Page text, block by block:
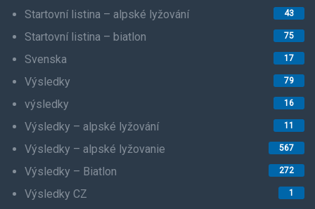
Startovní listina – alpské lyžování 43
Startovní listina – biatlon 75
Svenska 17
Výsledky 79
výsledky 16
Výsledky – alpské lyžování 11
Výsledky – alpské lyžovanie 567
Výsledky – Biatlon 272
Výsledky CZ 1